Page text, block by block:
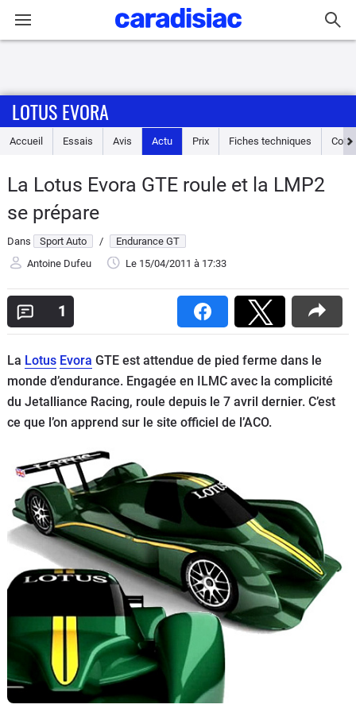
Accueil
Essais
Guide
d'achat
Electriques
Utilitaires
Flottes
Auto
Services
Forum
Moto
Marques
LOTUS EVORA
Accueil Essais Avis Actu Prix Fiches techniques Cote
La Lotus Evora GTE roule et la LMP2
se prépare
Dans Sport Auto /
Endurance GT
Antoine Dufeu
Le 15/04/2011 à 17:33
1
La Lotus Evora GTE est attendue de pied ferme dans le
monde d’endurance. Engagée en ILMC avec la complicité
du Jetalliance Racing, roule depuis le 7 avril dernier. C’est
ce que l’on apprend sur le site officiel de l’ACO.